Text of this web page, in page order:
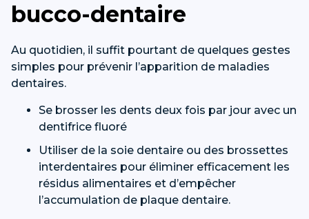
bucco-dentaire
Au quotidien, il suffit pourtant de quelques gestes
simples pour prévenir l’apparition de maladies
dentaires.
Se brosser les dents deux fois par jour avec un
dentifrice fluoré
Utiliser de la soie dentaire ou des brossettes
interdentaires pour éliminer efficacement les
résidus alimentaires et d’empêcher
l’accumulation de plaque dentaire.